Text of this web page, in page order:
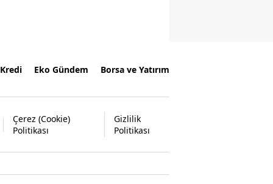
Kredi Eko Gündem Borsa ve Yatırım
Çerez (Cookie)
Politikası
Gizlilik
Politikası